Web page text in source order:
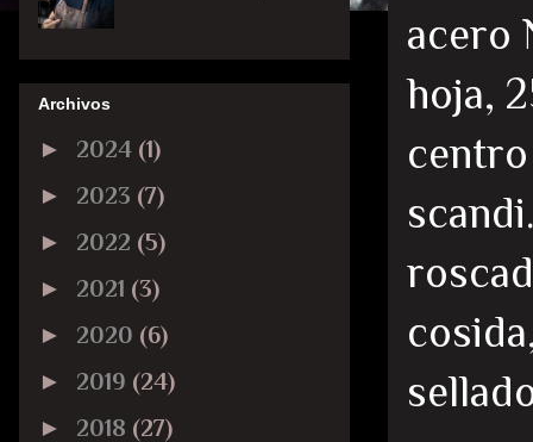
acero
hoja,
Archivos
► 2024 (1)
► 2023 (7)
► 2022 (5)
► 2021 (3)
► 2020 (6)
► 2019 (24)
► 2018 (27)